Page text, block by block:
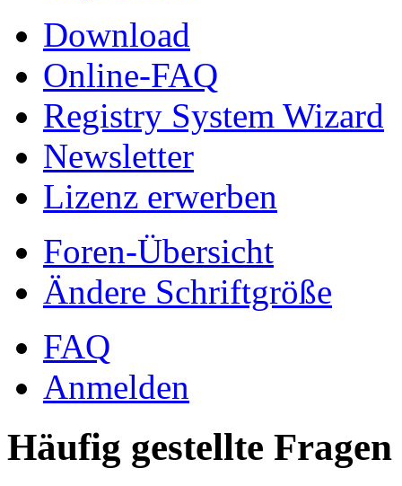
Download
Online-FAQ
Registry System Wizard
Newsletter
Lizenz erwerben
Foren-Übersicht
Ändere Schriftgröße
FAQ
Anmelden
Häufig gestellte Fragen